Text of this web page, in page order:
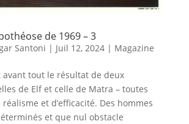
de 1969 – 3
Santoni | Juil 12, 2024| Magazine
avant tout le résultat de deux
de Elf et celle de Matra – toutes
et d’efficacité. Des hommes
et que nul obstacle